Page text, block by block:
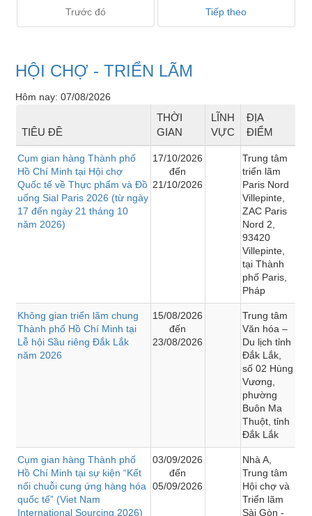
Trước đó Tiếp theo
HỘI CHỢ - TRIỂN LÃM
Hôm nay: 07/08/2026
TIÊU ĐỀ
THỜI
GIAN
LĨNH
VỰC
ĐỊA
ĐIỂM
Cụm gian hàng Thành phố
Hồ Chí Minh tại Hội chợ
Quốc tế về Thực phẩm và Đồ
uống Sial Paris 2026 (từ ngày
17 đến ngày 21 tháng 10
năm 2026)
17/10/2026
đến
21/10/2026
Trung tâm
triển lãm
Paris Nord
Villepinte,
ZAC Paris
Nord 2,
93420
Villepinte,
tại Thành
phố Paris,
Pháp
Không gian triển lãm chung
Thành phố Hồ Chí Minh tại
Lễ hội Sầu riêng Đắk Lắk
năm 2026
15/08/2026
đến
23/08/2026
Trung tâm
Văn hóa –
Du lịch tỉnh
Đắk Lắk,
số 02 Hùng
Vương,
phường
Buôn Ma
Thuột, tỉnh
Đắk Lắk
Cụm gian hàng Thành phố
Hồ Chí Minh tại sự kiện “Kết
nối chuỗi cung ứng hàng hóa
quốc tế” (Viet Nam
International Sourcing 2026)
03/09/2026
đến
05/09/2026
Nhà A,
Trung tâm
Hội chợ và
Triển lãm
Sài Gòn -